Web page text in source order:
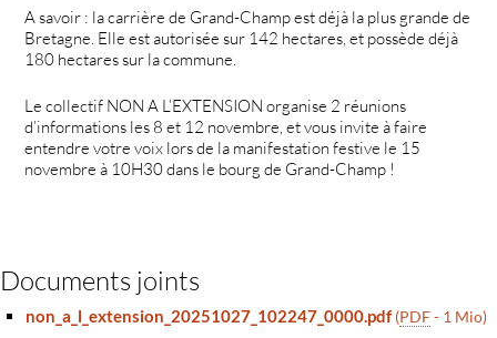
A savoir : la carrière de Grand-Champ est déjà la plus grande de
Bretagne. Elle est autorisée sur 142 hectares, et possède déjà
180 hectares sur la commune.
Le collectif NON A L’EXTENSION organise 2 réunions
d’informations les 8 et 12 novembre, et vous invite à faire
entendre votre voix lors de la manifestation festive le 15
novembre à 10H30 dans le bourg de Grand-Champ !
Documents joints
non_a_l_extension_20251027_102247_0000.pdf (PDF- 1 Mio)